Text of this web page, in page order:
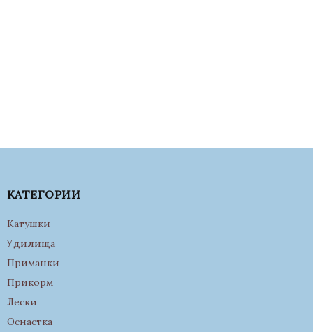
КАТЕГОРИИ
Катушки
Удилища
Приманки
Прикорм
Лески
Оснастка